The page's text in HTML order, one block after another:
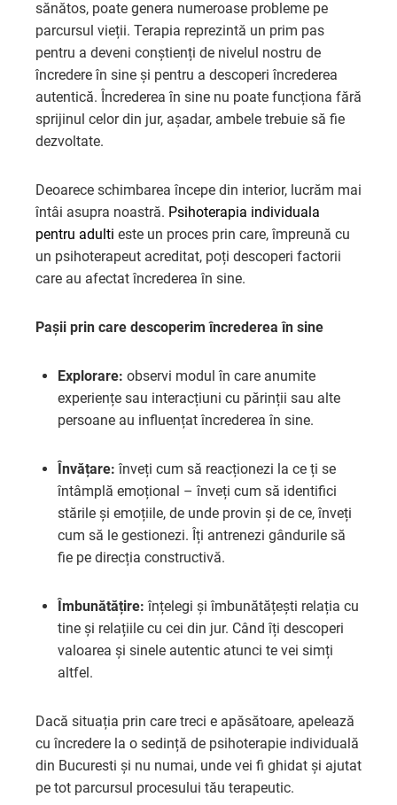
sănătos, poate genera numeroase probleme pe
parcursul vieții. Terapia reprezintă un prim pas
pentru a deveni conștienți de nivelul nostru de
încredere în sine și pentru a descoperi încrederea
autentică. Încrederea în sine nu poate funcționa fără
sprijinul celor din jur, așadar, ambele trebuie să fie
dezvoltate.
Deoarece schimbarea începe din interior, lucrăm mai
întâi asupra noastră. Psihoterapia individuala
pentru adulti este un proces prin care, împreună cu
un psihoterapeut acreditat, poți descoperi factorii
care au afectat încrederea în sine.
Pașii prin care descoperim încrederea în sine
Explorare: observi modul în care anumite
experiențe sau interacțiuni cu părinții sau alte
persoane au influențat încrederea în sine.
Învățare: înveți cum să reacționezi la ce ți se
întâmplă emoțional – înveți cum să identifici
stările și emoțiile, de unde provin și de ce, înveți
cum să le gestionezi. Îți antrenezi gândurile să
fie pe direcția constructivă.
Îmbunătățire: înțelegi și îmbunătățești relația cu
tine și relațiile cu cei din jur. Când îți descoperi
valoarea și sinele autentic atunci te vei simți
altfel.
Dacă situația prin care treci e apăsătoare, apelează
cu încredere la o sedință de psihoterapie individuală
din Bucuresti și nu numai, unde vei fi ghidat și ajutat
pe tot parcursul procesului tău terapeutic.